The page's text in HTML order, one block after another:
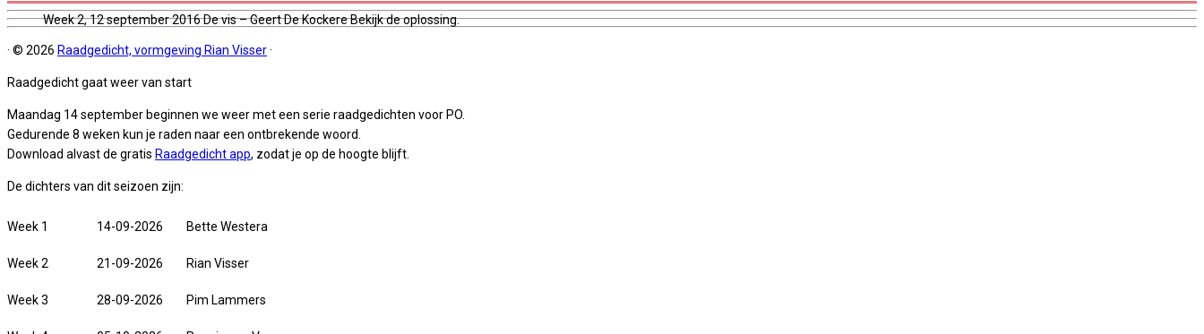
Week 2, 12 september 2016 De vis – Geert De Kockere Bekijk de oplossing.
· © 2026 Raadgedicht, vormgeving Rian Visser·
Raadgedicht gaat weer van start
Maandag 14 september beginnen we weer met een serie raadgedichten voor PO.
Gedurende 8 weken kun je raden naar een ontbrekende woord.
Download alvast de gratis Raadgedicht app, zodat je op de hoogte blijft.
De dichters van dit seizoen zijn:
Week 1 14-09-2026 Bette Westera
Week 2 21-09-2026 Rian Visser
Week 3 28-09-2026 Pim Lammers